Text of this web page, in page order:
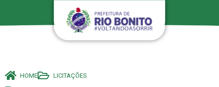
HOME LICITAÇÕES